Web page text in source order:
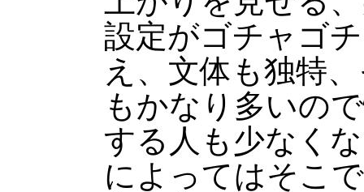
設定がゴチャゴ
え、文体も独特
もかなり多いの
する人も少なく
によってはそこ